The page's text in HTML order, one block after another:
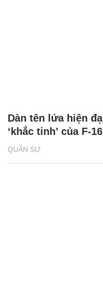
QUÂN SỰ
Dàn tên lửa hiện
‘khắc tinh’ của F-